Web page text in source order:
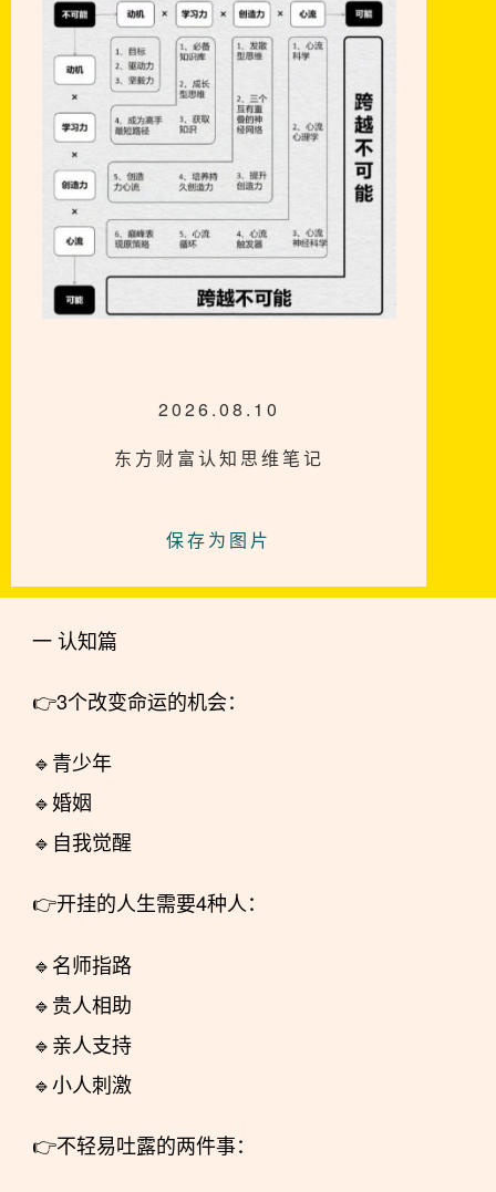
2026.08.10
东方财富认知思维笔记
保存为图片
一 认知篇
👉3个改变命运的机会：
🔹青少年
🔹婚姻
🔹自我觉醒
👉开挂的人生需要4种人：
🔹名师指路
🔹贵人相助
🔹亲人支持
🔹小人刺激
👉不轻易吐露的两件事：